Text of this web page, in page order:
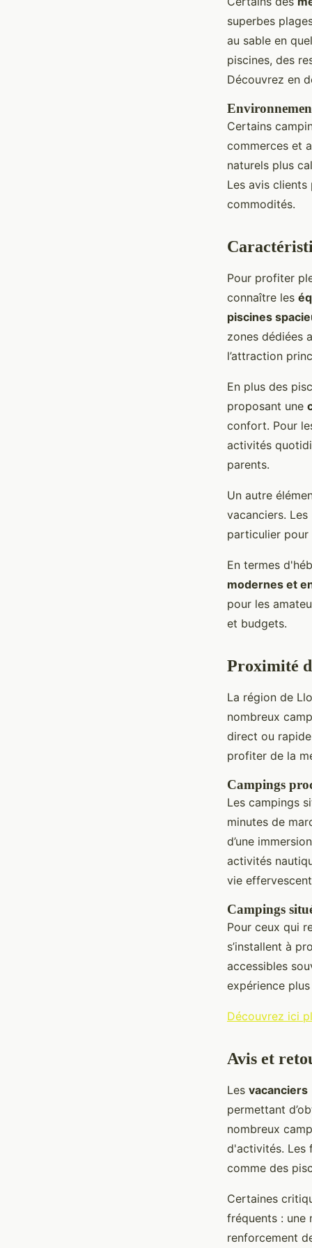
superbes
au sable en
piscines, des
Découvrez en
Certains
commerces et
naturels plus
Les avis
commodités.
Pour profiter
connaître les
piscines
zones dédiées
l’attraction
En plus des
proposant une
confort. Pour
activités
parents.
Un autre
vacanciers.
particulier pour
En termes
modernes et
pour les
et budgets.
Proximité
La région de
nombreux
direct ou
profiter de la
Campings
Les campings
minutes de
d’une
activités
vie
Campings
Pour ceux qui
s’installent à
accessibles
expérience
Découvrez ici
Avis et
Les vacanciers
permettant
nombreux
d'activités. Les
comme des
Certaines
fréquents : une
renforcement